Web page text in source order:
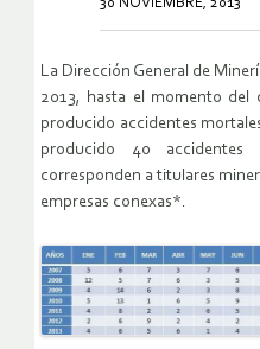
30 NOVIEMBRE, 2013
La Dirección General de
2013, hasta el momento del
producido accidentes
producido 40
corresponden a titulares
empresas conexas*.